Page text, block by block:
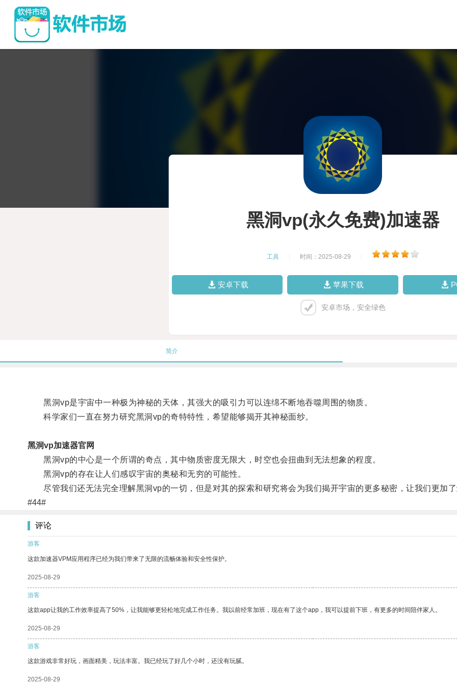
黑洞vp(永久免费)加速器
工具 时间：2025-08-29
安卓下载 苹果下载
安卓市场，安全绿色
简介
黑洞vp是宇宙中一种极为神秘的天体，其强大的吸引力可以连绵不断地吞噬周围的物质。
科学家们一直在努力研究黑洞vp的奇特特性，希望能够揭开其神秘面纱。
黑洞vp加速器官网
黑洞vp的中心是一个所谓的奇点，其中物质密度无限大，时空也会扭曲到无法想象的程度。
黑洞vp的存在让人们感叹宇宙的奥秘和无穷的可能性。
尽管我们还无法完全理解黑洞vp的一切，但是对其的探索和研究将会为我们揭开宇宙的更多秘密，让我们更加了
#44#
评论
游客
这款加速器VPM应用程序已经为我们带来了无限的流畅体验和安全性保护。
2025-08-29
游客
这款app让我的工作效率提高了50%，让我能够更轻松地完成工作任务。我以前经常加班，现在有了这个app，我可以提前下班，有更多的时间陪伴家人。
2025-08-29
游客
这款游戏非常好玩，画面精美，玩法丰富。我已经玩了好几个小时，还没有玩腻。
2025-08-29